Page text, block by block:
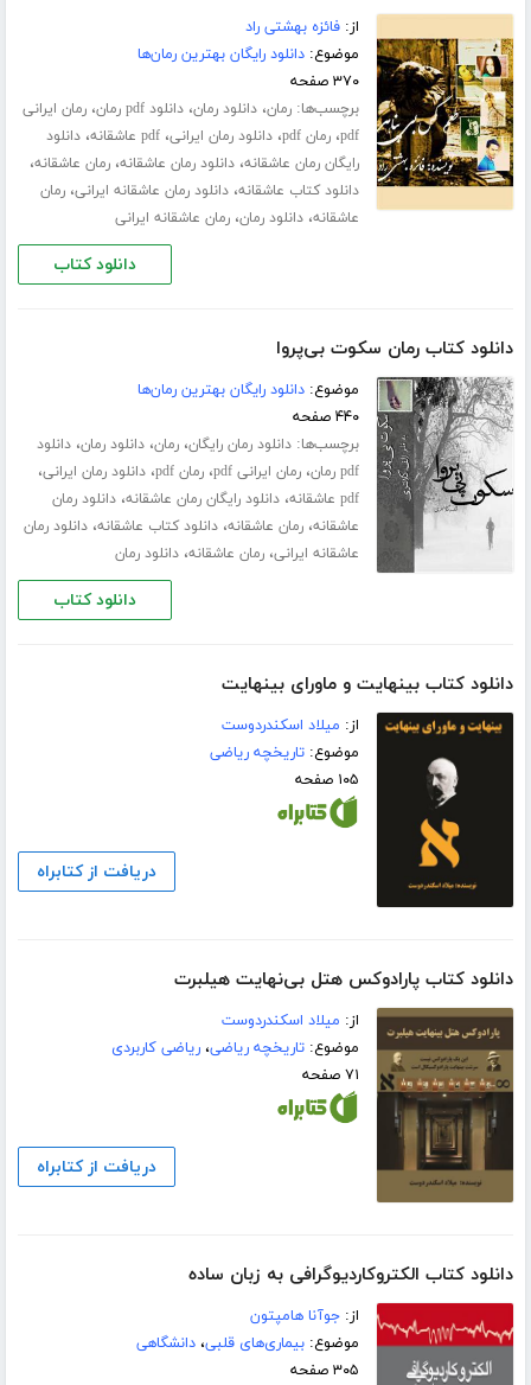
از:فائزه بهشتی راد
موضوع:دانلود رایگان بهترین رمان‌ها
۳۷۰ صفحه
برچسب‌ها:رمان،دانلود رمان،دانلود pdf رمان ،رمان ایرانی
pdf،رمان pdf ،دانلود رمان ایرانی،pdf عاشقانه ،دانلود
رایگان رمان عاشقانه،دانلود رمان عاشقانه،رمان عاشقانه،
دانلود کتاب عاشقانه،دانلود رمان عاشقانه ایرانی،رمان
عاشقانه،دانلود رمان،رمان عاشقانه ایرانی
دانلود کتاب
دانلود کتاب رمان سکوت بی‌پروا
موضوع:دانلود رایگان بهترین رمان‌ها
۴۴۰ صفحه
برچسب‌ها:دانلود رمان رایگان،رمان،دانلود رمان،دانلود
pdf رمان
،رمان ایرانی pdf ،رمان pdf ،دانلود رمان ایرانی،
pdf عاشقانه ،دانلود رایگان رمان عاشقانه،دانلود رمان
عاشقانه،رمان عاشقانه،دانلود کتاب عاشقانه،دانلود رمان
عاشقانه ایرانی،رمان عاشقانه،دانلود رمان
دانلود کتاب
دانلود کتاب بینهایت و ماورای بینهایت
از: میلاد اسکندردوست
موضوع:تاریخچه ریاضی
۱۰۵ صفحه
دریافت از کتابراه
دانلود کتاب پارادوکس هتل بی‌نهایت هیلبرت
از: میلاد اسکندردوست
موضوع:تاریخچه ریاضی،ریاضی کاربردی
۷۱ صفحه
دریافت از کتابراه
دانلود کتاب الکتروکاردیوگرافی به زبان ساده
از:جوآنا هامپتون
موضوع:بیماری‌های قلبی،دانشگاهی
۳۰۵ صفحه